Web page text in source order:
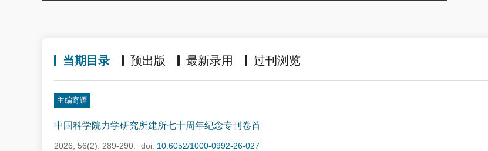
当期目录 预出版 最新录用 过刊浏览
主编寄语
中国科学院力学研究所建所七十周年纪念专刊卷首
2026, 56(2): 289-290. doi: 10.6052/1000-0992-26-027